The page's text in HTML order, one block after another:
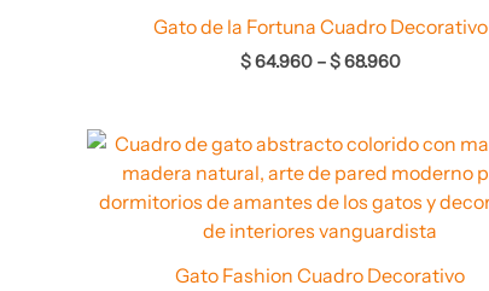
Gato de la Fortuna Cuadro Decorativo
$64.960 –$68.960
Gato Fashion Cuadro Decorativo
Rango
precios:
desde
$ 68.960
$ 71.960